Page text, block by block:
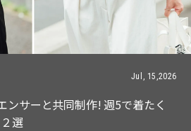
Jul, 15,2026
ンサーと共同制作! 週5で着たく
選